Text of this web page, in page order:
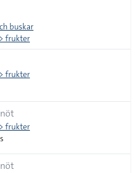
buskar
frukter
frukter
frukter